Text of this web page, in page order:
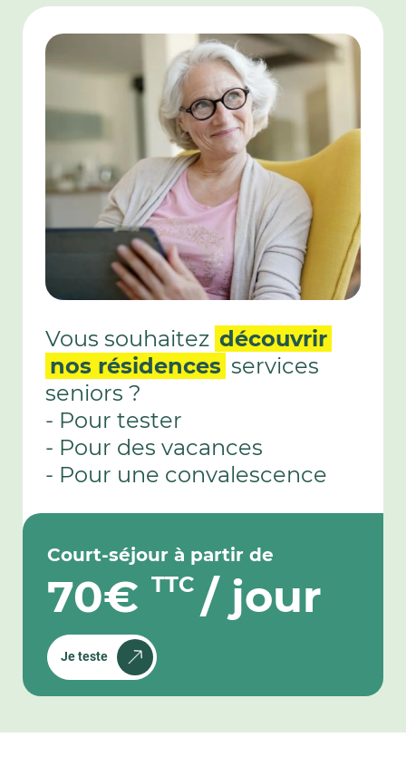
06 - CANNES
06 - CANNES LA BOCCA
06 - GOLFE-JUAN
08 - CHARLEVILLE-MÉZIÈRES
10 - TROYES
11 - CARCASSONNE
13 - MARSEILLE 3E
13 - MARSEILLE 9E
13 - MARSEILLE CARRÉ SAINT-
14 - OUISTREHAM
17 - LA ROCHELLE
17 - LE BOIS-PLAGE-EN-RÉ
17 - ROCHEFORT
17 - SAINT-PALAIS-SUR-MER
18 - BOURGES
18 - BOURGES APPARTEMENTS
18 - BOURGES EMILE MARTIN
22 - PERROS-GUIREC
22 - SAINT-BRIEUC
24 - BERGERAC
26 - ROMANS-SUR-ISÈRE
Vous souhaitez découvrir
nos résidences services
seniors ?
- Pour tester
- Pour des vacances
- Pour une convalescence
Court-séjour à partir de
70€ TTC / jour
Je teste